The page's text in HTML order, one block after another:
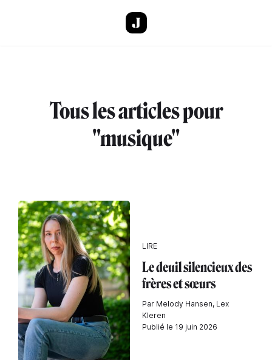
Tous les articles pour
"musique"
LIRE
Le deuil silencieux des
frères et sœurs
Par Melody Hansen, Lex
Kleren
Publié le 19 juin 2026